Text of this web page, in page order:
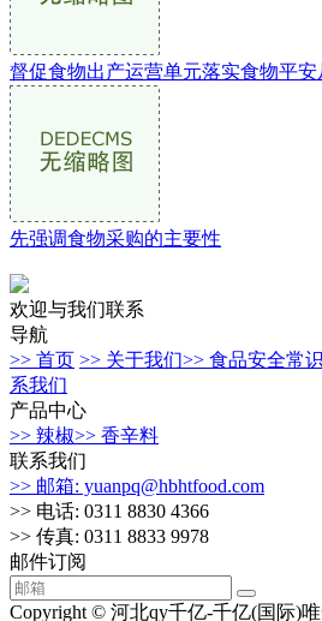
督促食物出产运营单元落实食物平安
先强调食物采购的主要性
欢迎与我们联系
导航
>> 首页 >> 关于我们>> 食品安全常识
系我们
产品中心
>> 辣椒>> 香辛料
联系我们
>> 邮箱: yuanpq@hbhtfood.com
>> 电话: 0311 8830 4366
>> 传真: 0311 8833 9978
邮件订阅
Copyright © 河北qy千亿-千亿(国际)